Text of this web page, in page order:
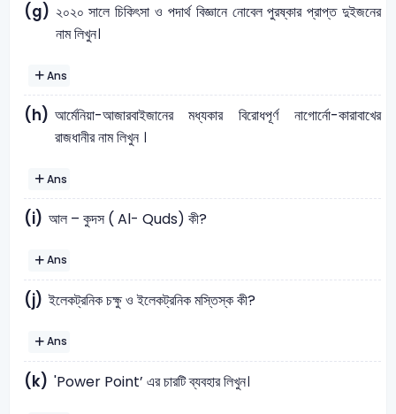
(g) ২০২০ সালে চিকিৎসা ও পদার্থ বিজ্ঞানে নোবেল পুরষ্কার প্রাপ্ত দুইজনের
নাম লিখুন।
Ans
(h) আর্মেনিয়া-আজারবাইজানের মধ্যকার বিরোধপূর্ণ নাগোর্নো-কারাবাখের
রাজধানীর নাম লিখুন ।
Ans
(i) আল – কুদস ( Al- Quds) কী?
Ans
(j) ইলেকট্রনিক চক্ষু ও ইলেকট্রনিক মস্তিস্ক কী?
Ans
(k) 'Power Point’ এর চারটি ব্যবহার লিখুন।